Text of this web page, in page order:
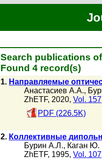
Search publications
Found 4 record(s)
1. Направляемые
Анастасиев А.А.,
ZhETF, 2020, Vol. 157
PDF (226.5K)
2. Коллективные
Бурин А.Л., Каган Ю.
ZhETF, 1995, Vol. 107